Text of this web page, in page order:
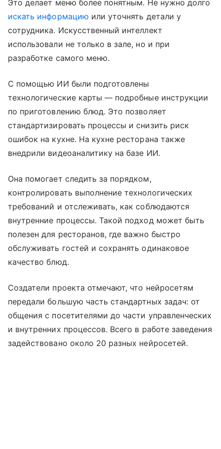
Это делает меню более понятным. Не нужно долго
искать информацию или уточнять детали у
сотрудника. Искусственный интеллект
использовали не только в зале, но и при
разработке самого меню.
С помощью ИИ были подготовлены
технологические карты — подробные инструкции
по приготовлению блюд. Это позволяет
стандартизировать процессы и снизить риск
ошибок на кухне. На кухне ресторана также
внедрили видеоаналитику на базе ИИ.
Она помогает следить за порядком,
контролировать выполнение технологических
требований и отслеживать, как соблюдаются
внутренние процессы. Такой подход может быть
полезен для ресторанов, где важно быстро
обслуживать гостей и сохранять одинаковое
качество блюд.
Создатели проекта отмечают, что нейросетям
передали большую часть стандартных задач: от
общения с посетителями до части управленческих
и внутренних процессов. Всего в работе заведения
задействовано около 20 разных нейросетей.